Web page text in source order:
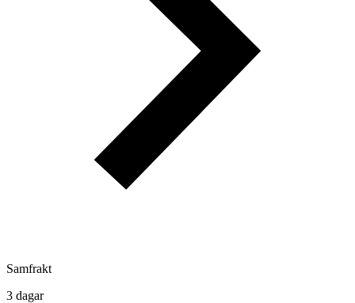
Samfrakt
3 dagar